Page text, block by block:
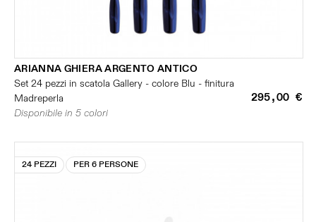
ARIANNA GHIERA ARGENTO ANTICO
Set 24 pezzi in scatola Gallery - colore Blu - finitura
Madreperla
295,00 €
Disponibile in 5 colori
24 PEZZI PER 6 PERSONE